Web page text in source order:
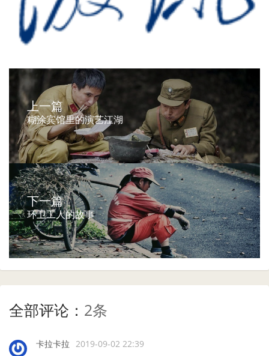
上一篇
糊涂宾馆里的演艺江湖
下一篇
环卫工人的故事
全部评论： 2条
卡拉卡拉 2019-09-02 22:39